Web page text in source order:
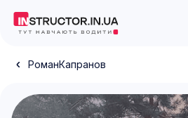
РоманКапранов